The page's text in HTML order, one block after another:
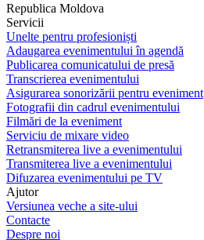
Republica Moldova
Servicii
Unelte pentru profesioniști
Adaugarea evenimentului în agendă
Publicarea comunicatului de presă
Transcrierea evenimentului
Asigurarea sonorizării pentru eveniment
Fotografii din cadrul evenimentului
Filmări de la eveniment
Serviciu de mixare video
Retransmiterea live a evenimentului
Transmiterea live a evenimentului
Difuzarea evenimentului pe TV
Ajutor
Versiunea veche a site-ului
Contacte
Despre noi